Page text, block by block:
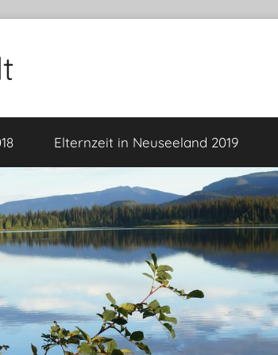
Elternzeit in Neuseeland 2019